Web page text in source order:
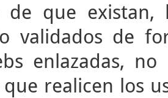
de que existan,
validados de
enlazadas,
realicen los